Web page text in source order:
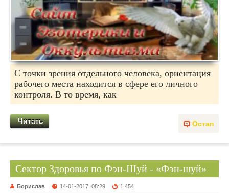
С точки зрения отдельного человека, ориентация
рабочего места находится в сфере его личного
контроля. В то время, как
Остап
Читать
Сектор Здоровья по Фэн-Шуй - «Фэн-шуй»
Борислав 14-01-2017, 08:29 1 454